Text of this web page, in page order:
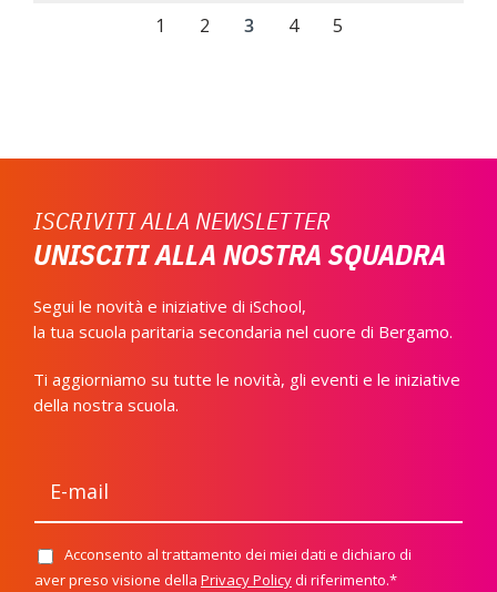
1 2 3 4 5
ISCRIVITI ALLA NEWSLETTER
UNISCITI ALLA NOSTRA SQUADRA
Segui le novità e iniziative di iSchool,
la tua scuola paritaria secondaria nel cuore di Bergamo.
Ti aggiorniamo su tutte le novità, gli eventi e le iniziative
della nostra scuola.
iP
r
Acconsento al trattamento dei miei dati e dichiaro di
aver preso visione della Privacy Policydi riferimento.*